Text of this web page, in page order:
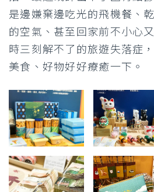
是邊嫌棄邊吃光的飛機餐、
的空氣、甚至回家前不小心
時三刻解不了的旅遊失落症，
美食、好物好好療癒一下。